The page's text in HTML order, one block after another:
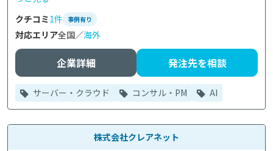
クチコミ1件 事例有り
対応エリア全国／海外
企業詳細 発注先を相談
サーバー・クラウド コンサル・PM AI
株式会社クレアネット